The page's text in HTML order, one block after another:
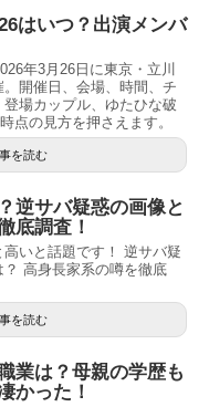
はいつ？出演メンバ
年3月26日に東京・立川
開催日、会場、時間、チ
場カップル、ゆたひな破
点の見方を押さえます。
を読む
逆サバ疑惑の画像と
底調査！
いと話題です！ 逆サバ疑
高身長家系の噂を徹底
を読む
業は？母親の学歴も
かった！